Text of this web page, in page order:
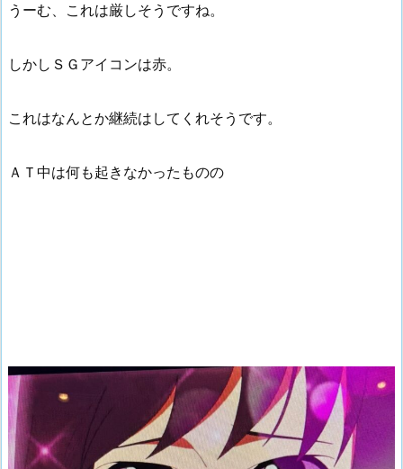
うーむ、これは厳しそうですね。
しかしＳＧアイコンは赤。
これはなんとか継続はしてくれそうです。
ＡＴ中は何も起きなかったものの